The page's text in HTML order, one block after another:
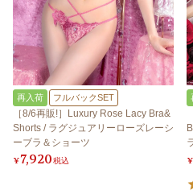
再入荷 フルバックSET
［8/6再販!］Luxury Rose Lacy Bra&
Shorts / ラグジュアリーローズレーシ
ーブラ＆ショーツ
¥7,920税込 ¥